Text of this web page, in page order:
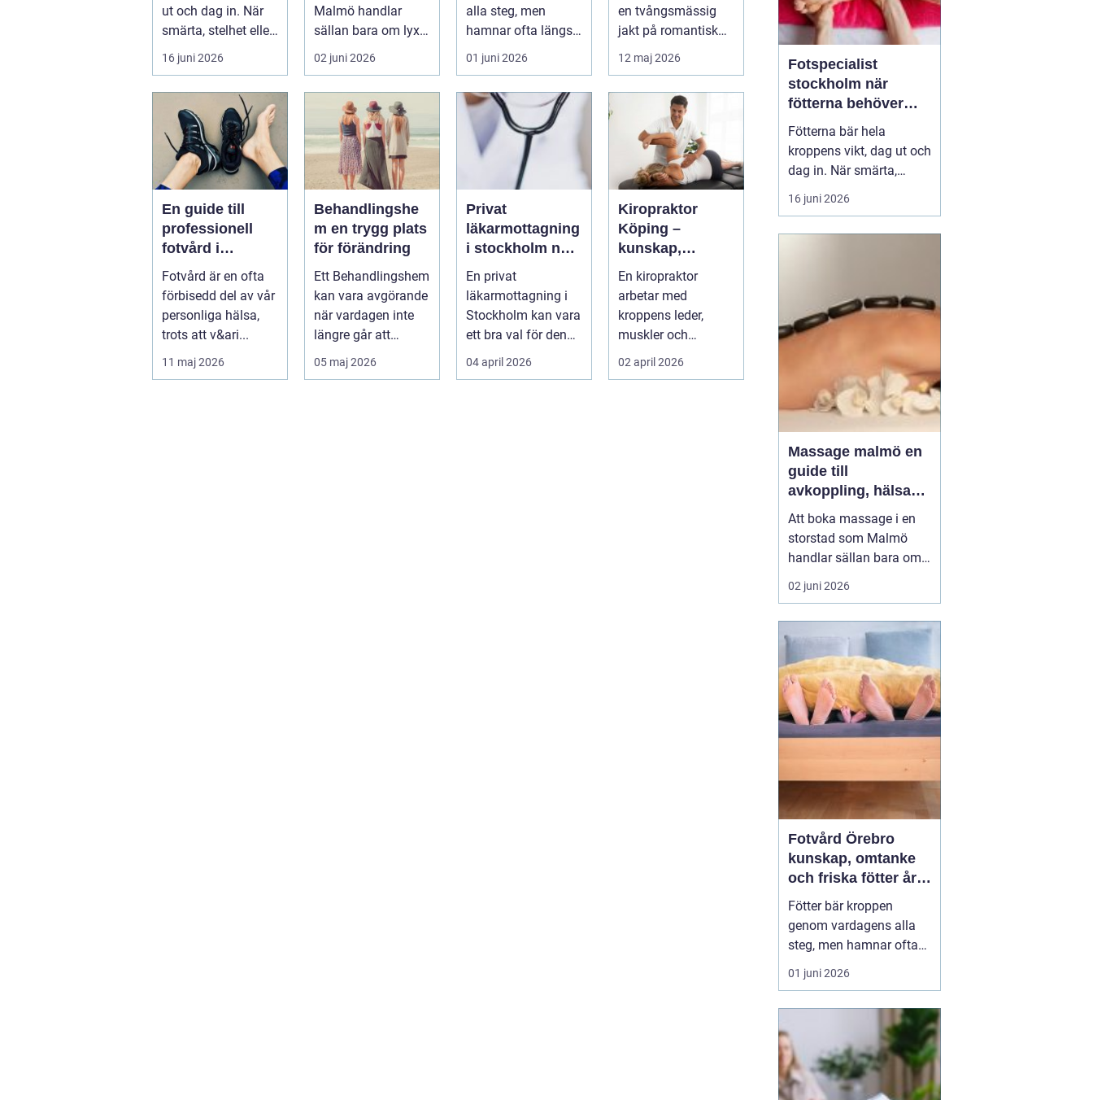
ut och dag in. När
smärta, stelhet eller
felställningar
uppstår...
16 juni 2026
Malmö handlar
sällan bara om lyx.
För många är det ett
sätt att h...
02 juni 2026
alla steg, men
hamnar ofta längst
ner på
prioriteringslistan.
Mån...
01 juni 2026
en tvångsmässig
jakt på romantisk
kärlek, närhet eller
bekräftelse...
12 maj 2026
En guide till
professionell
fotvård i
Helsingborg
Fotvård är en ofta
förbisedd del av vår
personliga hälsa,
trots att v&ari...
11 maj 2026
Behandlingshe
m en trygg plats
för förändring
Ett Behandlingshem
kan vara avgörande
när vardagen inte
längre går att
hantera på egen
hand. För mån...
05 maj 2026
Privat
läkarmottagning
i stockholm när
du vill ha tid,
trygghet och
specialistvård
En privat
läkarmottagning i
Stockholm kan vara
ett bra val för den
som vill träffa en
erfaren specia...
04 april 2026
Kiropraktor
Köping –
kunskap,
trygghet och
behandling som
gör skillnad
En kiropraktor
arbetar med
kroppens leder,
muskler och
nervsystem för att
minska smärta, f...
02 april 2026
Fotspecialist
stockholm när
fötterna behöver
mer än vila
Fötterna bär hela
kroppens vikt, dag ut och
dag in. När smärta,
stelhet eller
felställningar uppstår
väntar länge innan de
söker hjälp, trots att tidig
utre...
16 juni 2026
Massage malmö en
guide till
avkoppling, hälsa
och välmående
Att boka massage i en
storstad som Malmö
handlar sällan bara om
lyx. För många är det ett
sätt att hantera
långvarig smärta eller
stress som aldrig verkar
ge med sig. Samtidigt
växer intresset för både
klassisk svensk
massage och...
02 juni 2026
Fotvård Örebro
kunskap, omtanke
och friska fötter året
runt
Fötter bär kroppen
genom vardagens alla
steg, men hamnar ofta
längst ner på
prioriteringslistan.
när problemen redan gör
ont, skaver eller
begränsar vardagen.
Medgenomtänkt fotvård
01 juni 2026